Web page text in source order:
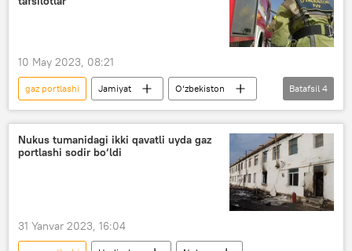
10 May 2023, 08:21
gaz portlashi Jamiyat
O‘zbekiston
Samarqand
yong‘in
Favqulodda vaziyatlar vazirligi (FVV)
Hodisalar
Batafsil 4
Nukus tumanidagi ikki qavatli uyda gaz
portlashi sodir bo‘ldi
31 Yanvar 2023, 16:04